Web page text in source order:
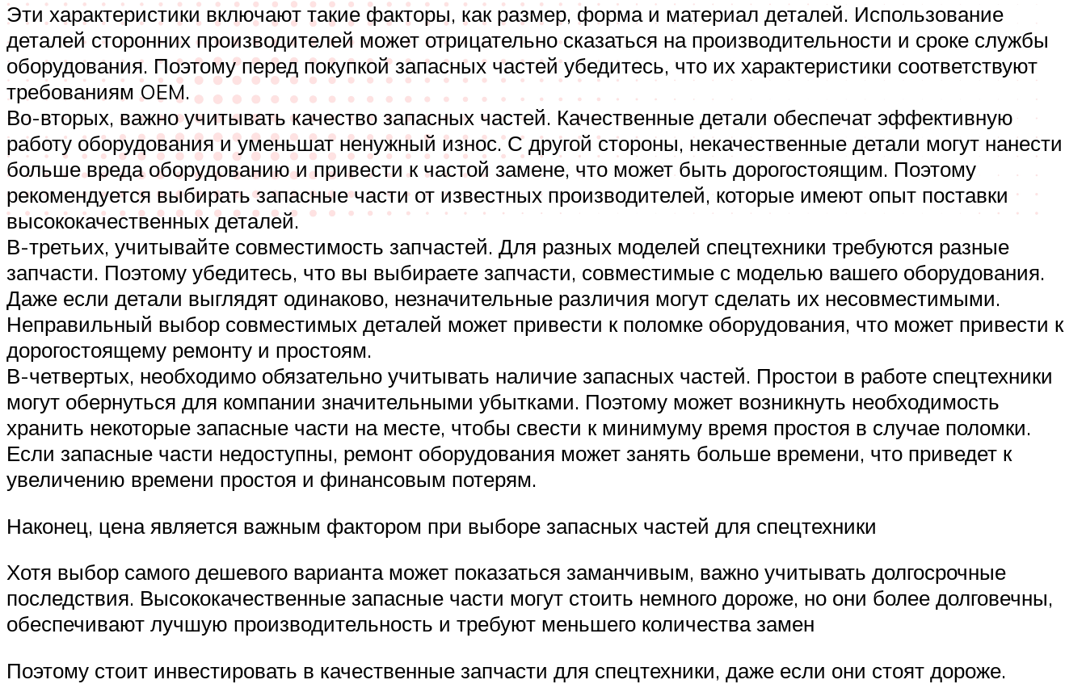
Эти характеристики включают такие факторы, как размер, форма и материал деталей. Использование
деталей сторонних производителей может отрицательно сказаться на производительности и сроке службы
оборудования. Поэтому перед покупкой запасных частей убедитесь, что их характеристики соответствуют
требованиям OEM.
Во-вторых, важно учитывать качество запасных частей. Качественные детали обеспечат эффективную
работу оборудования и уменьшат ненужный износ. С другой стороны, некачественные детали могут нанести
больше вреда оборудованию и привести к частой замене, что может быть дорогостоящим. Поэтому
рекомендуется выбирать запасные части от известных производителей, которые имеют опыт поставки
высококачественных деталей.
В-третьих, учитывайте совместимость запчастей. Для разных моделей спецтехники требуются разные
запчасти. Поэтому убедитесь, что вы выбираете запчасти, совместимые с моделью вашего оборудования.
Даже если детали выглядят одинаково, незначительные различия могут сделать их несовместимыми.
Неправильный выбор совместимых деталей может привести к поломке оборудования, что может привести к
дорогостоящему ремонту и простоям.
В-четвертых, необходимо обязательно учитывать наличие запасных частей. Простои в работе спецтехники
могут обернуться для компании значительными убытками. Поэтому может возникнуть необходимость
хранить некоторые запасные части на месте, чтобы свести к минимуму время простоя в случае поломки.
Если запасные части недоступны, ремонт оборудования может занять больше времени, что приведет к
увеличению времени простоя и финансовым потерям.
Наконец, цена является важным фактором при выборе запасных частей для спецтехники
Хотя выбор самого дешевого варианта может показаться заманчивым, важно учитывать долгосрочные
последствия. Высококачественные запасные части могут стоить немного дороже, но они более долговечны,
обеспечивают лучшую производительность и требуют меньшего количества замен
Поэтому стоит инвестировать в качественные запчасти для спецтехники, даже если они стоят дороже.